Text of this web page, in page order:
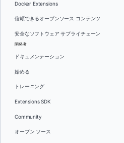
Docker Extensions
信頼できるオープンソース コンテンツ
安全なソフトウェア サプライチェーン
開発者
ドキュメンテーション
始める
トレーニング
Extensions SDK
Community
オープン ソース